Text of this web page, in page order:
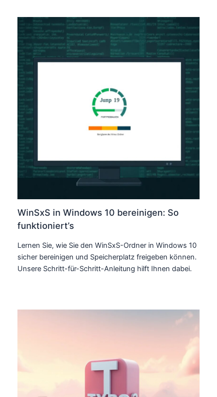
WinSxS in Windows 10 bereinigen: So
funktioniert’s
Lernen Sie, wie Sie den WinSxS-Ordner in Windows 10
sicher bereinigen und Speicherplatz freigeben können.
Unsere Schritt-für-Schritt-Anleitung hilft Ihnen dabei.